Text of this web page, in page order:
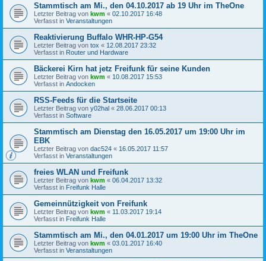
Stammtisch am Mi., den 04.10.2017 ab 19 Uhr im TheOne
Letzter Beitrag von kwm « 02.10.2017 16:48
Verfasst in Veranstaltungen
Reaktivierung Buffalo WHR-HP-G54
Letzter Beitrag von tox « 12.08.2017 23:32
Verfasst in Router und Hardware
Bäckerei Kirn hat jetz Freifunk für seine Kunden
Letzter Beitrag von kwm « 10.08.2017 15:53
Verfasst in Andocken
RSS-Feeds für die Startseite
Letzter Beitrag von y02hal « 28.06.2017 00:13
Verfasst in Software
Stammtisch am Dienstag den 16.05.2017 um 19:00 Uhr im
EBK
Letzter Beitrag von dac524 « 16.05.2017 11:57
Verfasst in Veranstaltungen
freies WLAN und Freifunk
Letzter Beitrag von kwm « 06.04.2017 13:32
Verfasst in Freifunk Halle
Gemeinnützigkeit von Freifunk
Letzter Beitrag von kwm « 11.03.2017 19:14
Verfasst in Freifunk Halle
Stammtisch am Mi., den 04.01.2017 um 19:00 Uhr im TheOne
Letzter Beitrag von kwm « 03.01.2017 16:40
Verfasst in Veranstaltungen